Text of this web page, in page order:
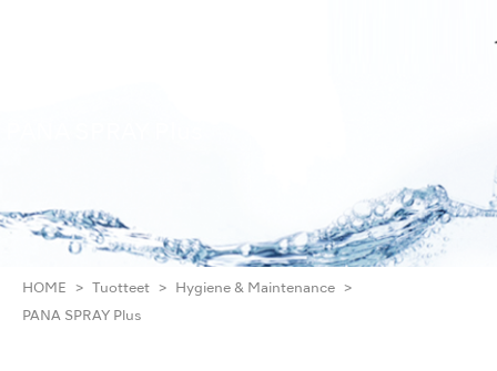
HOME Tuotteet Hygiene & Maintenance
PANA SPRAY Plus